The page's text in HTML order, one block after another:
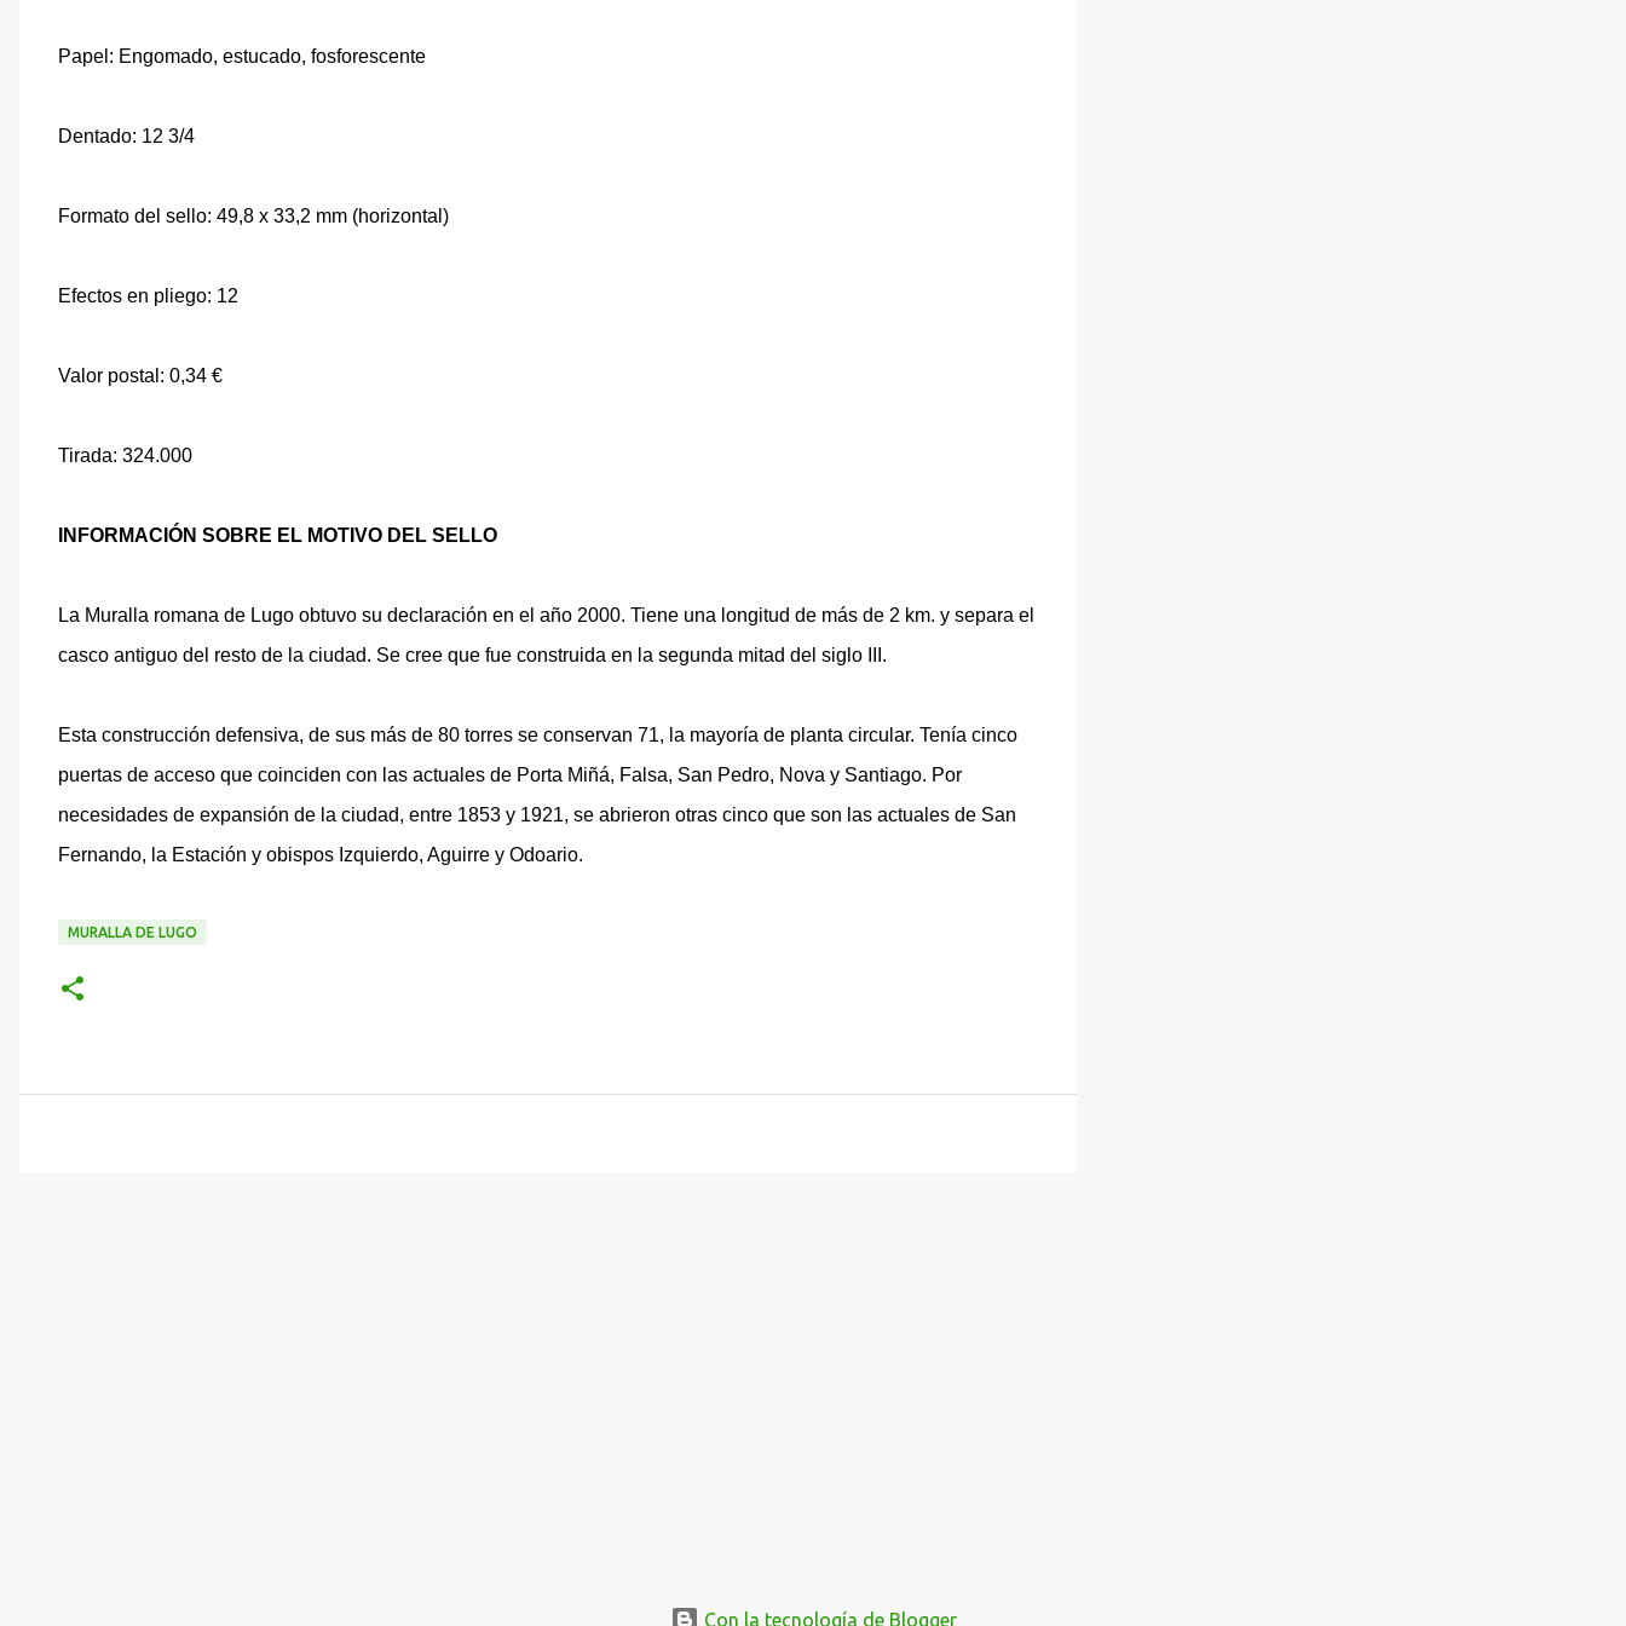
Papel: Engomado, estucado, fosforescente
Dentado: 12 3/4
Formato del sello: 49,8 x 33,2 mm (horizontal)
Efectos en pliego: 12
Valor postal: 0,34 €
Tirada: 324.000
INFORMACIÓN SOBRE EL MOTIVO DEL SELLO
La Muralla romana de Lugo obtuvo su declaración en el año 2000. Tiene una longitud de más de 2 km. y separa el
casco antiguo del resto de la ciudad. Se cree que fue construida en la segunda mitad del siglo III.
Esta construcción defensiva, de sus más de 80 torres se conservan 71, la mayoría de planta circular. Tenía cinco
puertas de acceso que coinciden con las actuales de Porta Miñá, Falsa, San Pedro, Nova y Santiago. Por
necesidades de expansión de la ciudad, entre 1853 y 1921, se abrieron otras cinco que son las actuales de San
Fernando, la Estación y obispos Izquierdo, Aguirre y Odoario.
MURALLA DE LUGO
Con la tecnología de Blogger